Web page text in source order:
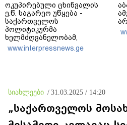
ოკუპირებული ცხინვალის
ე.წ. საგარეო უწყება -
საქართველოს
პოლიტიკურმა
ხელმძღვანელობამ,
ირაკლი კობახიძის სახით,
ოფიციალურად აღიარა
პასუხისმგებლობა უნდა
დაეკისროს ქვეყანას
www.interpressnews.ge
სიახლეები / 31.03.2025 / 14:20
„საქართველოს